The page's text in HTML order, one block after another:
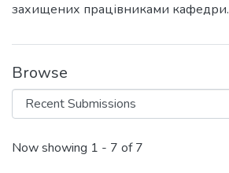
захищених працівниками кафедри.
Browse
Recent Submissions
Now showing 1 - 7 of 7